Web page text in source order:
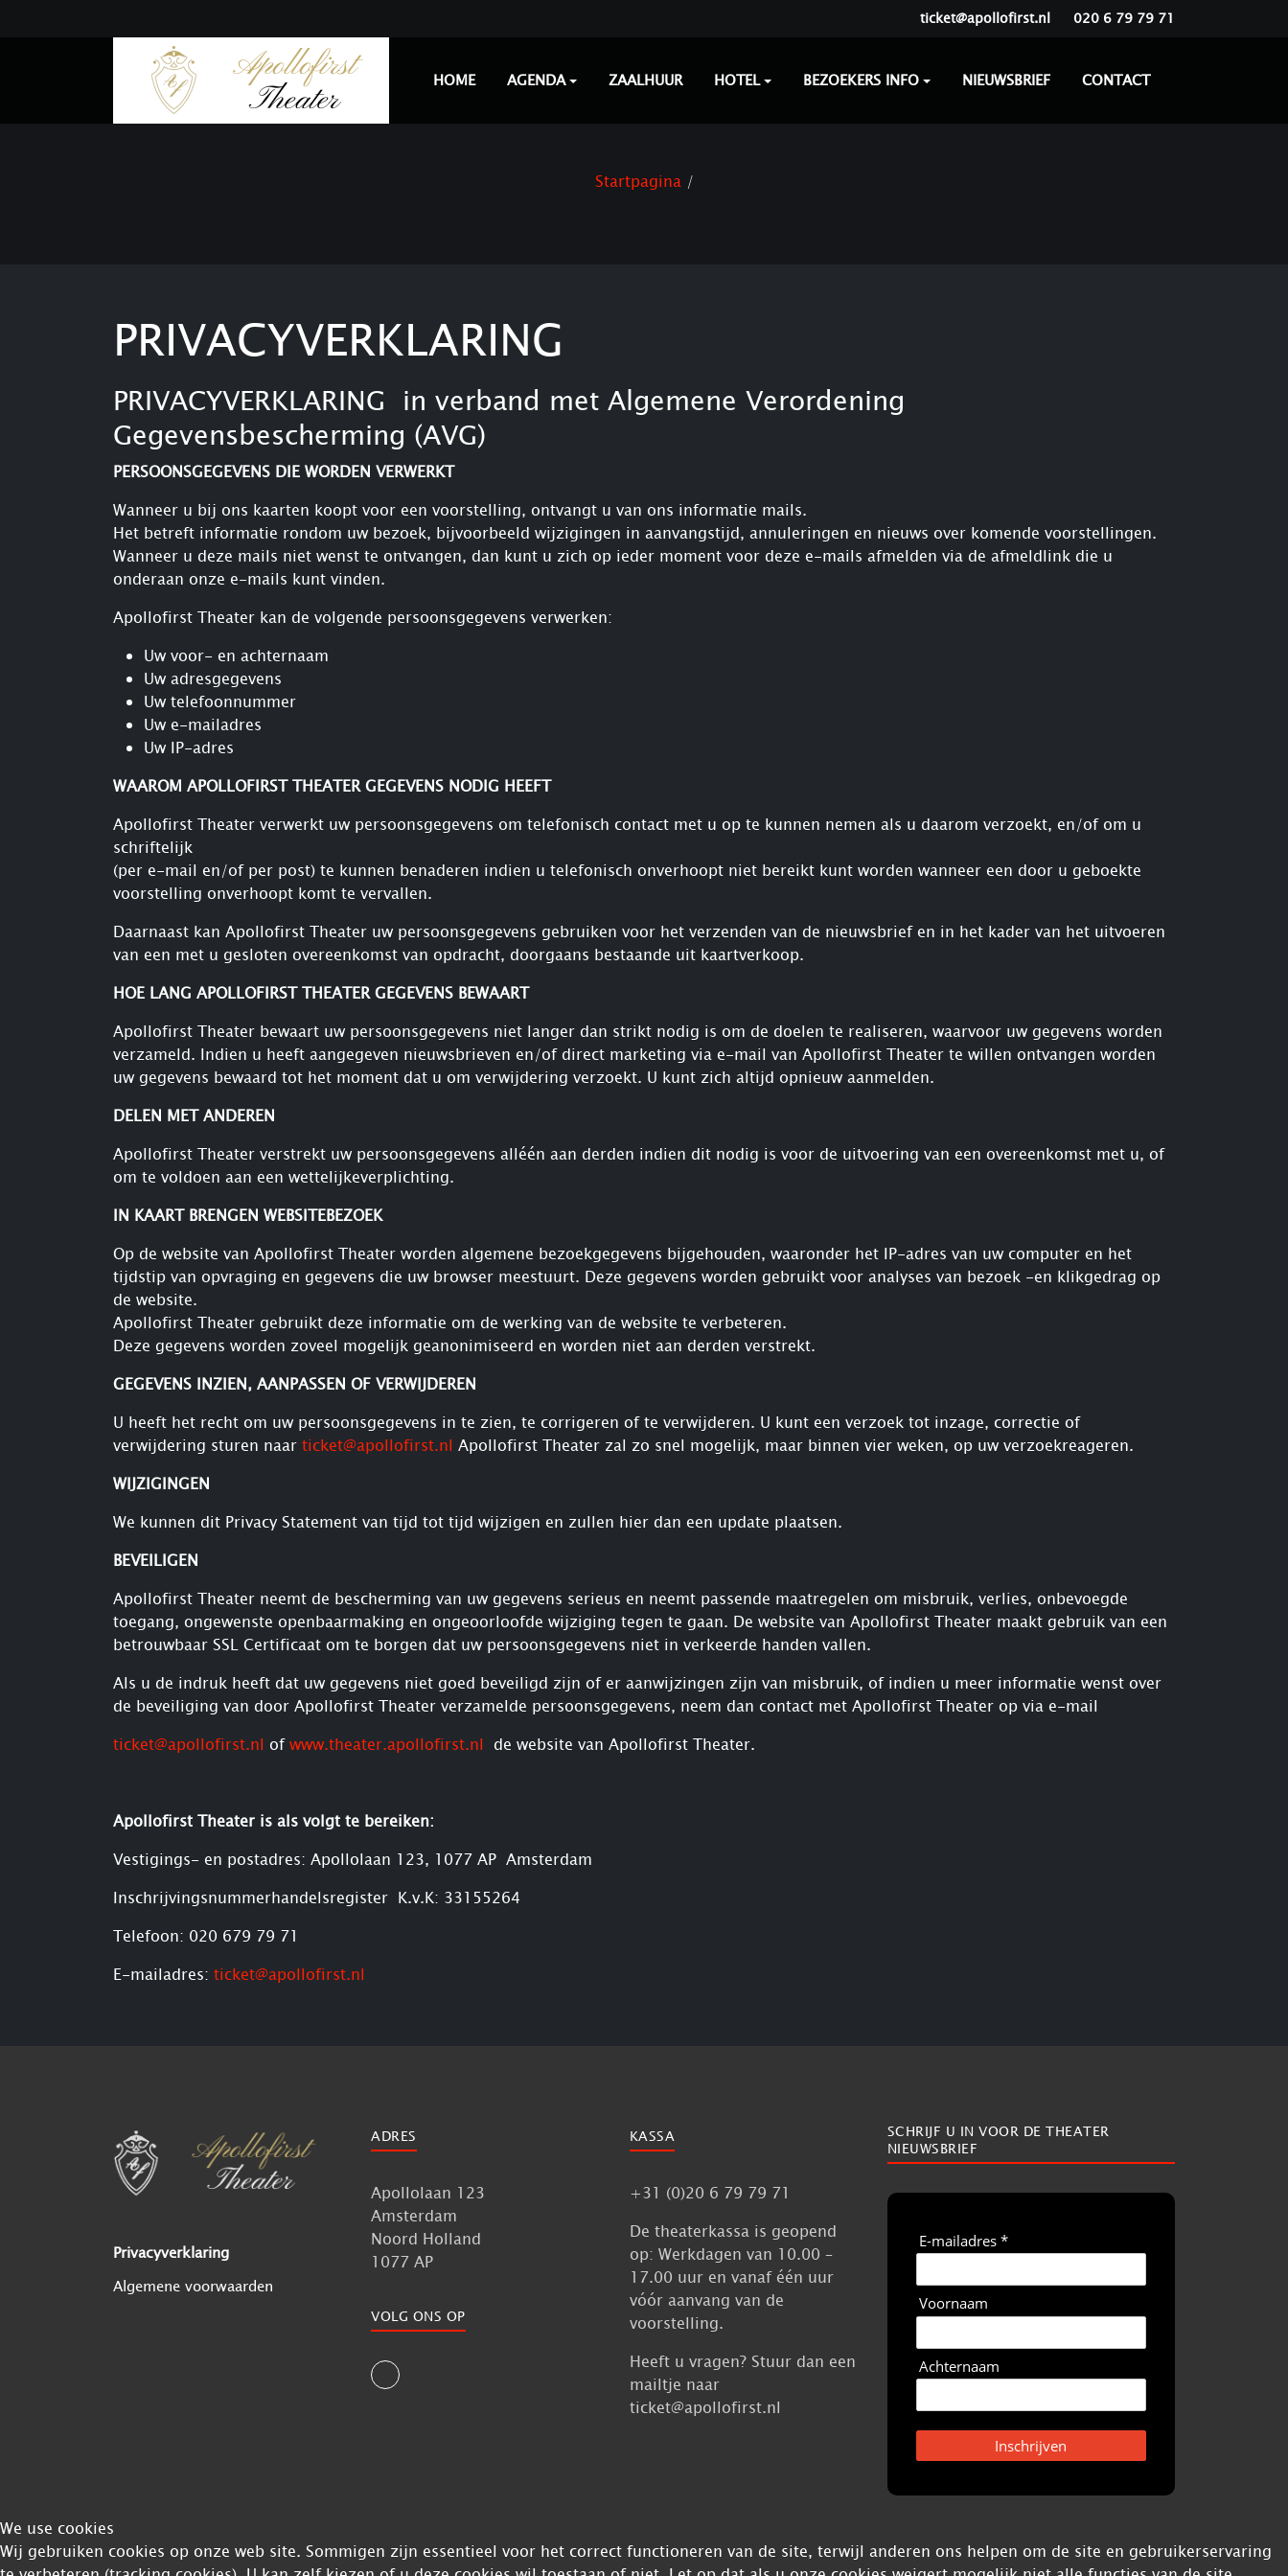
ticket@apollofirst.nl 020 6 79 79 71
HOME AGENDA ZAALHUUR HOTEL BEZOEKERS INFO NIEUWSBRIEF CONTACT
Startpagina
PRIVACYVERKLARING
PRIVACYVERKLARING in verband met Algemene Verordening
Gegevensbescherming (AVG)
PERSOONSGEGEVENS DIE WORDEN VERWERKT
Wanneer u bij ons kaarten koopt voor een voorstelling, ontvangt u van ons informatie mails.
Het betreft informatie rondom uw bezoek, bijvoorbeeld wijzigingen in aanvangstijd, annuleringen en nieuws over komende voorstellingen.
Wanneer u deze mails niet wenst te ontvangen, dan kunt u zich op ieder moment voor deze e-mails afmelden via de afmeldlink die u
onderaan onze e-mails kunt vinden.
Apollofirst Theater kan de volgende persoonsgegevens verwerken:
Uw voor- en achternaam
Uw adresgegevens
Uw telefoonnummer
Uw e-mailadres
Uw IP-adres
WAAROM APOLLOFIRST THEATER GEGEVENS NODIG HEEFT
Apollofirst Theater verwerkt uw persoonsgegevens om telefonisch contact met u op te kunnen nemen als u daarom verzoekt, en/of om u
schriftelijk
(per e-mail en/of per post) te kunnen benaderen indien u telefonisch onverhoopt niet bereikt kunt worden wanneer een door u geboekte
voorstelling onverhoopt komt te vervallen.
Daarnaast kan Apollofirst Theater uw persoonsgegevens gebruiken voor het verzenden van de nieuwsbrief en in het kader van het uitvoeren
van een met u gesloten overeenkomst van opdracht, doorgaans bestaande uit kaartverkoop.
HOE LANG APOLLOFIRST THEATER GEGEVENS BEWAART
Apollofirst Theater bewaart uw persoonsgegevens niet langer dan strikt nodig is om de doelen te realiseren, waarvoor uw gegevens worden
verzameld. Indien u heeft aangegeven nieuwsbrieven en/of direct marketing via e-mail van Apollofirst Theater te willen ontvangen worden
uw gegevens bewaard tot het moment dat u om verwijdering verzoekt. U kunt zich altijd opnieuw aanmelden.
DELEN MET ANDEREN
Apollofirst Theater verstrekt uw persoonsgegevens alléén aan derden indien dit nodig is voor de uitvoering van een overeenkomst met u, of
om te voldoen aan een wettelijkeverplichting.
IN KAART BRENGEN WEBSITEBEZOEK
Op de website van Apollofirst Theater worden algemene bezoekgegevens bijgehouden, waaronder het IP-adres van uw computer en het
tijdstip van opvraging en gegevens die uw browser meestuurt. Deze gegevens worden gebruikt voor analyses van bezoek -en klikgedrag op
de website.
Apollofirst Theater gebruikt deze informatie om de werking van de website te verbeteren.
Deze gegevens worden zoveel mogelijk geanonimiseerd en worden niet aan derden verstrekt.
GEGEVENS INZIEN, AANPASSEN OF VERWIJDEREN
U heeft het recht om uw persoonsgegevens in te zien, te corrigeren of te verwijderen. U kunt een verzoek tot inzage, correctie of
verwijdering sturen naar ticket@apollofirst.nl Apollofirst Theater zal zo snel mogelijk, maar binnen vier weken, op uw verzoekreageren.
WIJZIGINGEN
We kunnen dit Privacy Statement van tijd tot tijd wijzigen en zullen hier dan een update plaatsen.
BEVEILIGEN
Apollofirst Theater neemt de bescherming van uw gegevens serieus en neemt passende maatregelen om misbruik, verlies, onbevoegde
toegang, ongewenste openbaarmaking en ongeoorloofde wijziging tegen te gaan. De website van Apollofirst Theater maakt gebruik van een
betrouwbaar SSL Certificaat om te borgen dat uw persoonsgegevens niet in verkeerde handen vallen.
Als u de indruk heeft dat uw gegevens niet goed beveiligd zijn of er aanwijzingen zijn van misbruik, of indien u meer informatie wenst over
de beveiliging van door Apollofirst Theater verzamelde persoonsgegevens, neem dan contact met Apollofirst Theater op via e-mail
ticket@apollofirst.nl of www.theater.apollofirst.nl de website van Apollofirst Theater.
Apollofirst Theater is als volgt te bereiken:
Vestigings- en postadres: Apollolaan 123, 1077 AP Amsterdam
Inschrijvingsnummerhandelsregister K.v.K: 33155264
Telefoon: 020 679 79 71
E-mailadres: ticket@apollofirst.nl
Privacyverklaring
Algemene voorwaarden
ADRES
Apollolaan 123
Amsterdam
Noord Holland
1077 AP
VOLG ONS OP
KASSA
+31 (0)20 6 79 79 71
De theaterkassa is geopend
op: Werkdagen van 10.00 –
17.00 uur en vanaf één uur
vóór aanvang van de
voorstelling.
Heeft u vragen? Stuur dan een
mailtje naar
ticket@apollofirst.nl
SCHRIJF U IN VOOR DE THEATER
NIEUWSBRIEF
E-mailadres *
Voornaam
Achternaam
Inschrijven
We use cookies
Wij gebruiken cookies op onze web site. Sommigen zijn essentieel voor het correct functioneren van de site, terwijl anderen ons helpen om de site en gebruikerservaring